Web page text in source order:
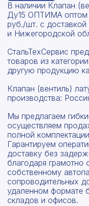
В наличии Клапан
Ду15 ОПТИМА оптом
руб./шт. с
и Нижегородской
СтальТехСервис
товаров из
другую продукцию
Клапан (вентиль)
производства:
Мы предлагаем
осуществляем
полной
Гарантируем
доставку без
благодаря грамотно
собственному
сопроводительных
удаленном формате
складов и офисов.